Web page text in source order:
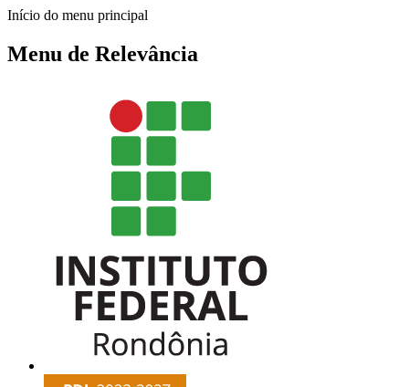
Início do menu principal
Menu de Relevância